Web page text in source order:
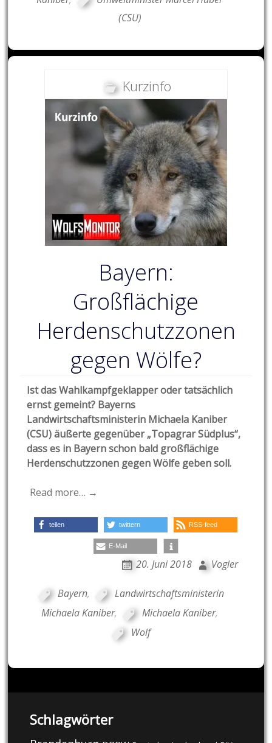
(CSU)
Kurzinfo
Bayern:
Großflächige
Herdenschutzzonen
gegen Wölfe?
Ist das Wahlkampfgeklapper oder tatsächlich
ernst gemeint? Bayerns
Landwirtschaftsministerin Michaela Kaniber
(CSU) äußerte gegenüber „Topagrar Südplus“,
dass es in Bayern schon bald großflächige
Herdenschutzzonen gegen Wölfe geben soll.
Read more… →
teilen twittern RSS-feed
E-Mail
20. Juni 2018 Vogler
Bayern,
Landwirtschaftsministerin
Michaela Kaniber, Michaela Kaniber,
Wolf
Schlagwörter